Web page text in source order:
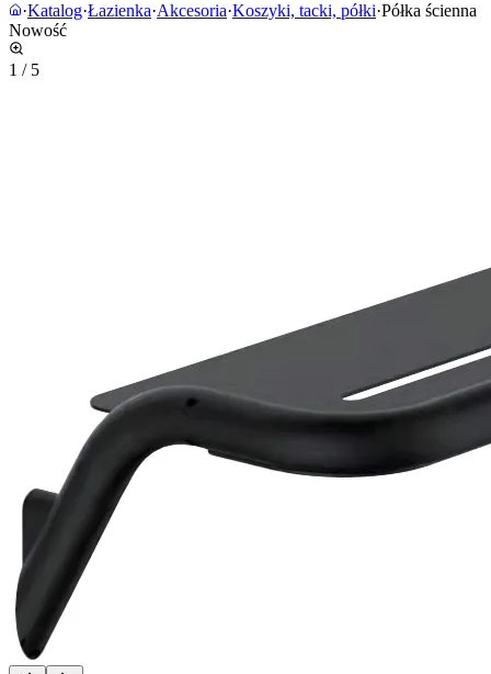
·Katalog·Łazienka·Akcesoria·Koszyki, tacki, półki·Półka ścienna
Nowość
1 / 5